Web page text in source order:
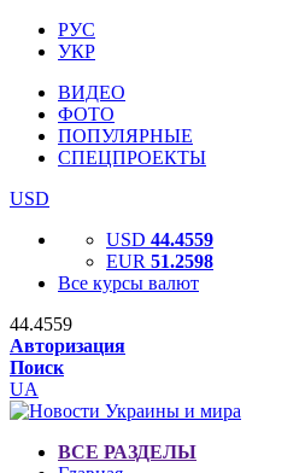
РУС
УКР
ВИДЕО
ФОТО
ПОПУЛЯРНЫЕ
СПЕЦПРОЕКТЫ
USD
USD 44.4559
EUR 51.2598
Все курсы валют
44.4559
Авторизация
Поиск
UA
ВСЕ РАЗДЕЛЫ